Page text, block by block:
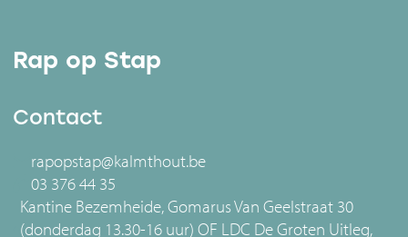
Rap op Stap
Contact
rapopstap@kalmthout.be
03 376 44 35
Kantine Bezemheide, Gomarus Van Geelstraat 30
(donderdag 13.30-16 uur) OF LDC De Groten Uitleg,